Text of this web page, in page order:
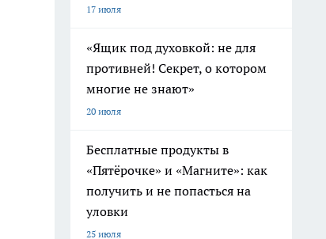
17 июля
«Ящик под духовкой: не для
противней! Секрет, о котором
многие не знают»
20 июля
Бесплатные продукты в
«Пятёрочке» и «Магните»: как
получить и не попасться на
уловки
25 июля